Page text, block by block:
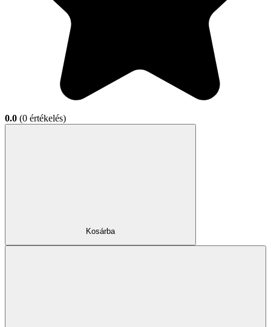
0.0 (0 értékelés)
Kosárba